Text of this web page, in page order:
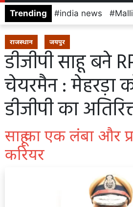
Trending india news
राजस्थान जयपुर
डीजीपी साहू बने
चेयरमैन : मेहरड़ा
डीजीपी का
साहू का एक लंबा और
करियर